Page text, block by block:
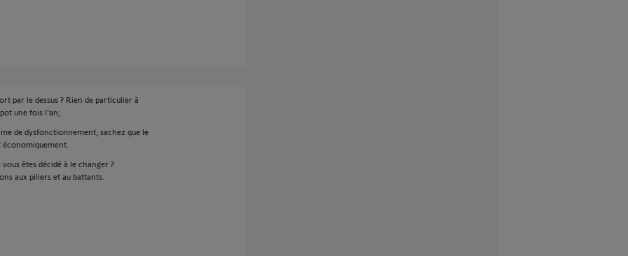
par le dessus ? Rien de particulier à
une fois l'an;
de dysfonctionnement, sachez que le
êtes décidé à le changer ?
aux piliers et au battants.